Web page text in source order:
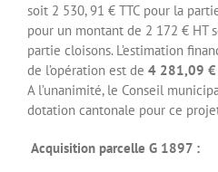
soit 2 530, 91 € TTC pour la
pour un montant de 2 172 € HT
partie cloisons. L’estimation
de l’opération est de 4 281,09 €
A l’unanimité, le Conseil
dotation cantonale pour ce
Acquisition parcelle G 1897 :